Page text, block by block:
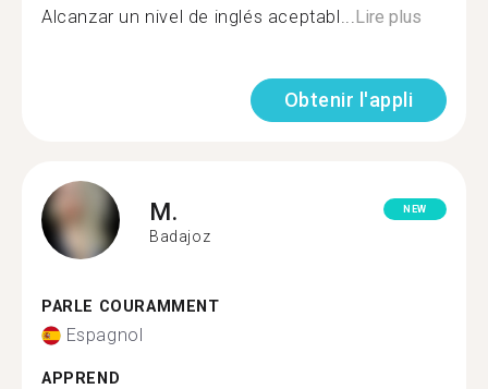
Alcanzar un nivel de inglés aceptabl... Lire plus
Obtenir l'appli
M.
Badajoz
NEW
PARLE COURAMMENT
Espagnol
APPREND